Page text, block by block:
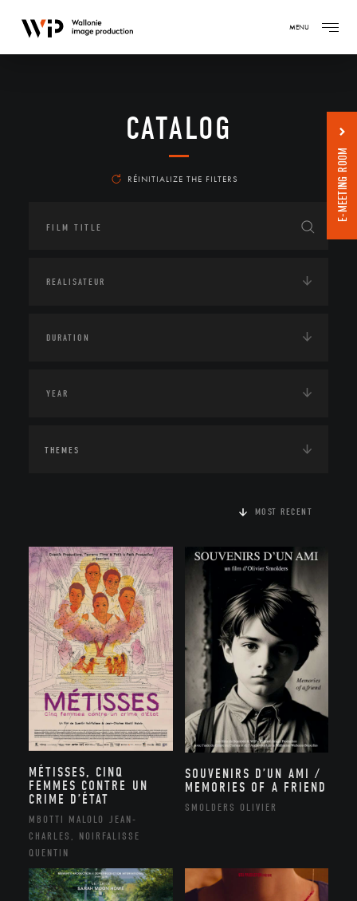
MENU
CATALOG
RÉINITIALIZE THE FILTERS
THEMES
MOST RECENT
MÉTISSES, CINQ
FEMMES CONTRE UN
CRIME D’ÉTAT
MBOTTI MALOLO JEAN-
CHARLES, NOIRFALISSE
QUENTIN
SOUVENIRS D’UN AMI /
MEMORIES OF A FRIEND
SMOLDERS OLIVIER
E-MEETING ROOM